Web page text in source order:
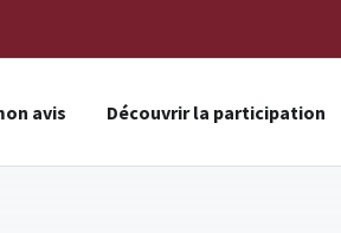
avis Découvrir la participation